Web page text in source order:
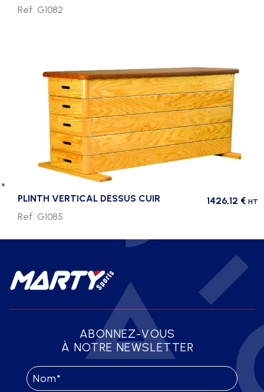
Ref. G1082
PLINTH VERTICAL DESSUS CUIR 1426,12 € HT
Ref. G1085
ABONNEZ-VOUS
À NOTRE NEWSLETTER